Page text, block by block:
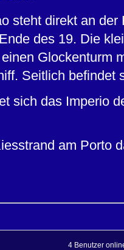
steht direkt an
des 19. Die
Glockenturm
Seitlich befindet
sich das Imperio
am Porto
4 Benutzer